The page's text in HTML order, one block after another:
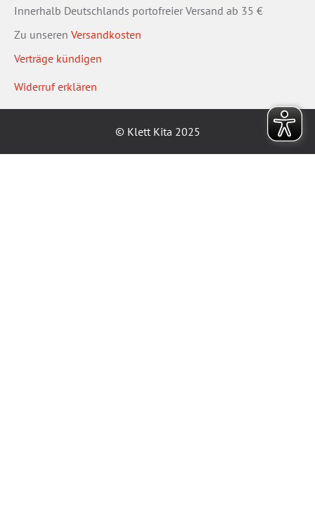
Innerhalb Deutschlands portofreier Versand ab 35 €
Zu unseren Versandkosten
Verträge kündigen
Widerruf erklären
© Klett Kita 2025